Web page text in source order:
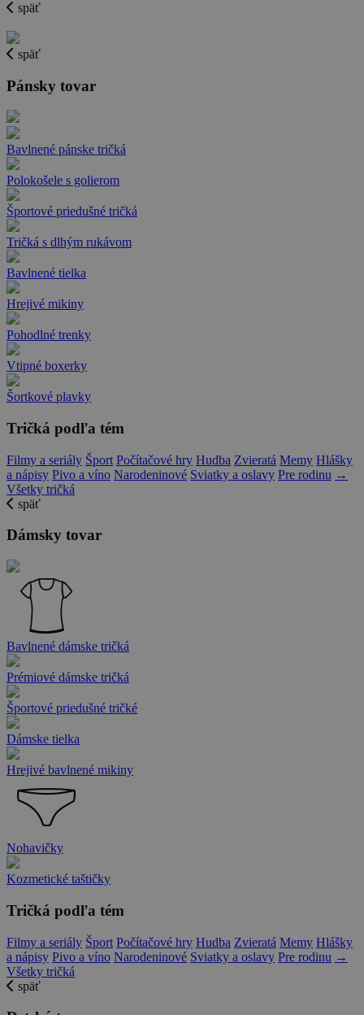
späť
späť
Pánsky tovar
Bavlnené pánske tričká
Polokošele s golierom
Športové priedušné tričká
Tričká s dlhým rukávom
Bavlnené tielka
Hrejivé mikiny
Pohodlné trenky
Vtipné boxerky
Šortkové plavky
Tričká podľa tém
Filmy a seriály Šport Počítačové hry Hudba Zvieratá Memy Hlášky
a nápisy Pivo a víno Narodeninové Sviatky a oslavy Pre rodinu →
Všetky tričká
späť
Dámsky tovar
Bavlnené dámske tričká
Prémiové dámske tričká
Športové priedušné tričké
Dámske tielka
Hrejivé bavlnené mikiny
Nohavičky
Kozmetické taštičky
Tričká podľa tém
Filmy a seriály Šport Počítačové hry Hudba Zvieratá Memy Hlášky
a nápisy Pivo a víno Narodeninové Sviatky a oslavy Pre rodinu →
Všetky tričká
späť